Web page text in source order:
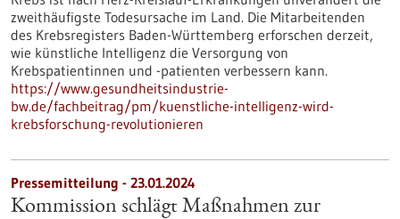
zweithäufigste Todesursache im Land. Die Mitarbeitenden
des Krebsregisters Baden-Württemberg erforschen derzeit,
wie künstliche Intelligenz die Versorgung von
Krebspatientinnen und -patienten verbessern kann.
https://www.gesundheitsindustrie-
bw.de/fachbeitrag/pm/kuenstliche-intelligenz-wird-
krebsforschung-revolutionieren
Pressemitteilung - 23.01.2024
Kommission schlägt Maßnahmen zur